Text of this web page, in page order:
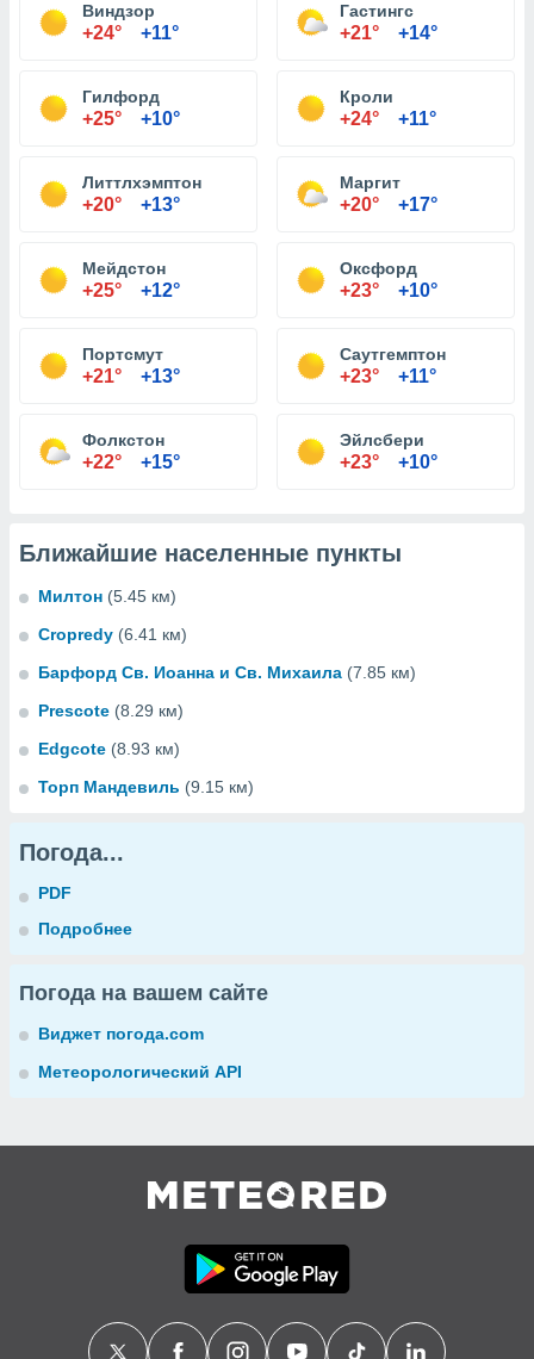
Виндзор
+24° +11°
Гастингс
+21° +14°
Гилфорд
+25° +10°
Кроли
+24° +11°
Литтлхэмптон
+20° +13°
Маргит
+20° +17°
Мейдстон
+25° +12°
Оксфорд
+23° +10°
Портсмут
+21° +13°
Саутгемптон
+23° +11°
Фолкстон
+22° +15°
Эйлсбери
+23° +10°
Ближайшие населенные пункты
Милтон (5.45 км)
Cropredy (6.41 км)
Барфорд Св. Иоанна и Св. Михаила (7.85 км)
Prescote (8.29 км)
Edgcote (8.93 км)
Торп Мандевиль (9.15 км)
Погода...
PDF
Подробнее
Погода на вашем сайте
Виджет погода.com
Метеорологический API